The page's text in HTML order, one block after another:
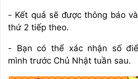
- Kết quả sẽ được thông báo
thứ 2 tiếp theo.
- Bạn có thể xác nhận số
mình trước Chủ Nhật tuần sau.